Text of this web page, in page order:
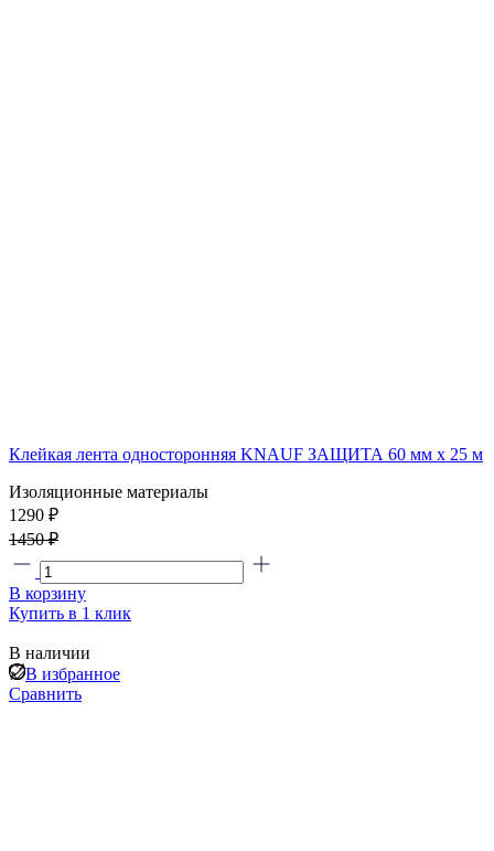
Клейкая лента односторонняя KNAUF ЗАЩИТА 60 мм х 25 м
Изоляционные материалы
1290 ₽
1450 ₽
В корзину
Купить в 1 клик
В наличии
В избранное
Сравнить